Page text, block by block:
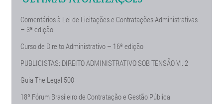
Comentários à Lei de Licitações e Contratações Administrativas
– 3ª edição
Curso de Direito Administrativo – 16ª edição
PUBLICISTAS: DIREITO ADMINISTRATIVO SOB TENSÃO Vl. 2
Guia The Legal 500
18º Fórum Brasileiro de Contratação e Gestão Pública